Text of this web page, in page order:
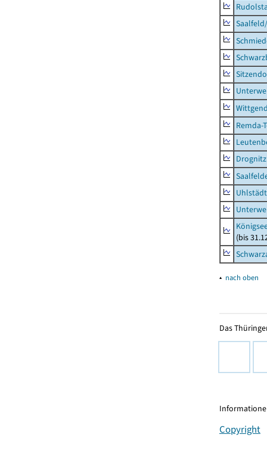
Remda-
Drognitz
(bis
▴ nach oben
Das
Copyright